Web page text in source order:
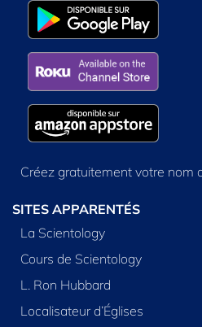
Créez gratuitement votre nom
SITES APPARENTÉS
La Scientology
Cours de Scientology
L. Ron Hubbard
Localisateur d’Églises